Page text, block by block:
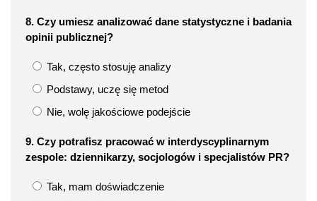
8. Czy umiesz analizować dane statystyczne i badania
opinii publicznej?
Tak, często stosuję analizy
Podstawy, uczę się metod
Nie, wolę jakościowe podejście
9. Czy potrafisz pracować w interdyscyplinarnym
zespole: dziennikarzy, socjologów i specjalistów PR?
Tak, mam doświadczenie